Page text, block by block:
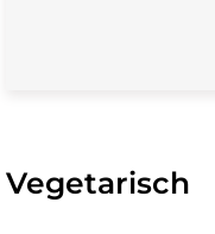
Vegetarisch